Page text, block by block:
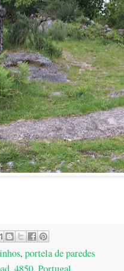
, portela de paredes
4850, Portugal